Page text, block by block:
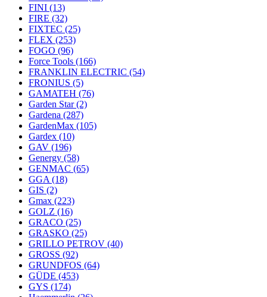
FINI (13)
FIRE (32)
FIXTEC (25)
FLEX (253)
FOGO (96)
Force Tools (166)
FRANKLIN ELECTRIC (54)
FRONIUS (5)
GAMATEH (76)
Garden Star(2)
Gardena (287)
GardenMax (105)
Gardex (10)
GAV (196)
Genergy (58)
GENMAC (65)
GGA (18)
GIS (2)
Gmax (223)
GOLZ (16)
GRACO (25)
GRASKO (25)
GRILLO PETROV (40)
GROSS (92)
GRUNDFOS (64)
GÜDE (453)
GYS (174)